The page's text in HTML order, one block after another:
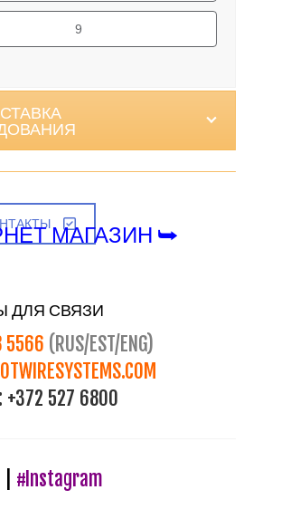
9
МАГАЗИН ⮩
ДЛЯ СВЯЗИ
5566 (RUS/EST/ENG)
+372 527 6800
#Instagram